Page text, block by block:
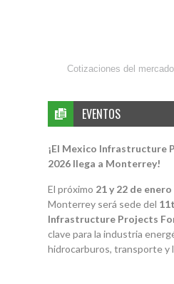
Cotizaciones del
EVENTOS
¡El Mexico Infrastructure
2026 llega a Monterrey!
El próximo 21 y 22 de
Monterrey será sede del
Infrastructure Projects
clave para la industria
hidrocarburos, transporte y